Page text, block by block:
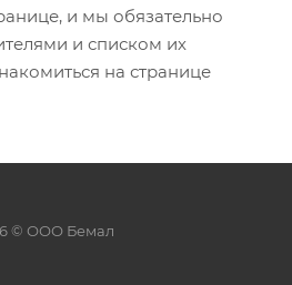
и мы обязательно
и списком их
на странице
© ООО Бемал